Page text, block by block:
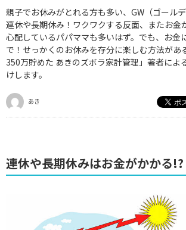
親子でお休みがとれる方も多い、GW（ゴール
連休や長期休み！ワクワクする反面、またお
心配しているパパママも多いはず。でも、お金
で！せっかくのお休みを存分に楽しむ方法があ
350万貯めた あきのズボラ家計管理」著者によ
けします。
あき
連休や長期休みはお金がかかる!?